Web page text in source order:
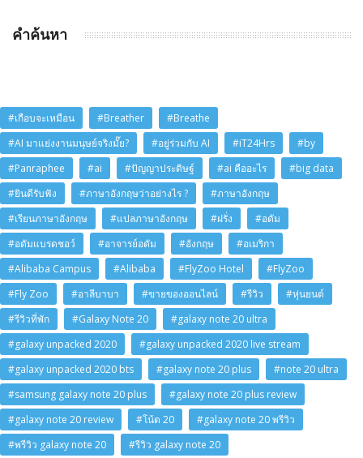
คำค้นหา
#เกือบจะเหมือน #Breather
#Breathe
#AI มาแย่งงานมนุษย์จริงมั๊ย?
#อยู่ร่วมกับ AI #iT24Hrs
#by
#Panraphee
#ai #ปัญญาประดิษฐ์ #ai คืออะไร
#big data
#ยินดีรับฟัง
#ภาษาอังกฤษว่าอย่างไร ?
#ภาษาอังกฤษ
#เรียนภาษาอังกฤษ
#แปลภาษาอังกฤษ #ฝรั่ง
#อดัม
#อดัมแบรดชอว์
#อาจารย์อดัม #อังกฤษ
#อเมริกา
#Alibaba Campus
#Alibaba #FlyZoo Hotel
#FlyZoo
#Fly Zoo
#อาลีบาบา #ขายของออนไลน์ #รีวิว
#หุ่นยนต์
#รีวิวที่พัก
#Galaxy Note 20
#galaxy note 20 ultra
#galaxy unpacked 2020
#galaxy unpacked 2020 live stream
#galaxy unpacked 2020 bts
#galaxy note 20 plus
#note 20 ultra
#samsung galaxy note 20 plus
#galaxy note 20 plus review
#galaxy note 20 review
#โน้ต 20
#galaxy note 20 พรีวิว
#พรีวิว galaxy note 20
#รีวิว galaxy note 20